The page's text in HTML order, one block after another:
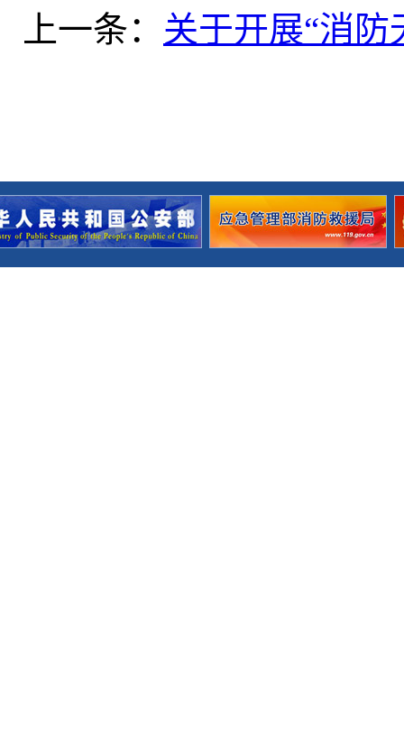
上一条： 关于开展“消